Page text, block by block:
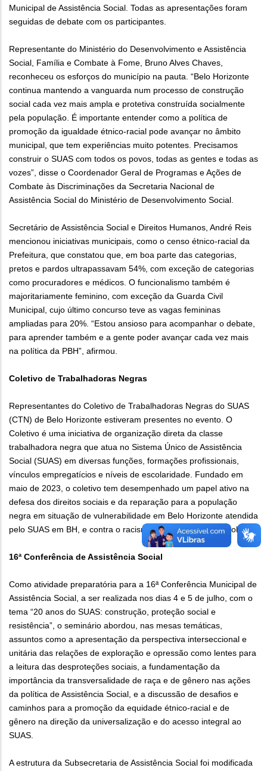
Municipal de Assistência Social. Todas as apresentações foram
seguidas de debate com os participantes.
Representante do Ministério do Desenvolvimento e Assistência
Social, Família e Combate à Fome, Bruno Alves Chaves,
reconheceu os esforços do município na pauta. “Belo Horizonte
continua mantendo a vanguarda num processo de construção
social cada vez mais ampla e protetiva construída socialmente
pela população. É importante entender como a política de
promoção da igualdade étnico-racial pode avançar no âmbito
municipal, que tem experiências muito potentes. Precisamos
construir o SUAS com todos os povos, todas as gentes e todas as
vozes”, disse o Coordenador Geral de Programas e Ações de
Combate às Discriminações da Secretaria Nacional de
Assistência Social do Ministério de Desenvolvimento Social.
Secretário de Assistência Social e Direitos Humanos, André Reis
mencionou iniciativas municipais, como o censo étnico-racial da
Prefeitura, que constatou que, em boa parte das categorias,
pretos e pardos ultrapassavam 54%, com exceção de categorias
como procuradores e médicos. O funcionalismo também é
majoritariamente feminino, com exceção da Guarda Civil
Municipal, cujo último concurso teve as vagas femininas
ampliadas para 20%. “Estou ansioso para acompanhar o debate,
para aprender também e a gente poder avançar cada vez mais
na política da PBH”, afirmou.
Coletivo de Trabalhadoras Negras
Representantes do Coletivo de Trabalhadoras Negras do SUAS
(CTN) de Belo Horizonte estiveram presentes no evento. O
Coletivo é uma iniciativa de organização direta da classe
trabalhadora negra que atua no Sistema Único de Assistência
Social (SUAS) em diversas funções, formações profissionais,
vínculos empregatícios e níveis de escolaridade. Fundado em
maio de 2023, o coletivo tem desempenhado um papel ativo na
defesa dos direitos sociais e da reparação para a população
negra em situação de vulnerabilidade em Belo Horizonte atendida
pelo SUAS em BH, e contra o racismo institucional nessa política.
16ª Conferência de Assistência Social
Como atividade preparatória para a 16ª Conferência Municipal de
Assistência Social, a ser realizada nos dias 4 e 5 de julho, com o
tema “20 anos do SUAS: construção, proteção social e
resistência”, o seminário abordou, nas mesas temáticas,
assuntos como a apresentação da perspectiva interseccional e
unitária das relações de exploração e opressão como lentes para
a leitura das desproteções sociais, a fundamentação da
importância da transversalidade de raça e de gênero nas ações
da política de Assistência Social, e a discussão de desafios e
caminhos para a promoção da equidade étnico-racial e de
gênero na direção da universalização e do acesso integral ao
SUAS.
A estrutura da Subsecretaria de Assistência Social foi modificada